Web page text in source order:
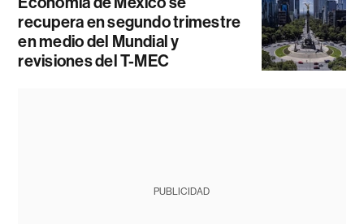
recupera en segundo trimestre
en medio del Mundial y
revisiones del T-MEC
PUBLICIDAD